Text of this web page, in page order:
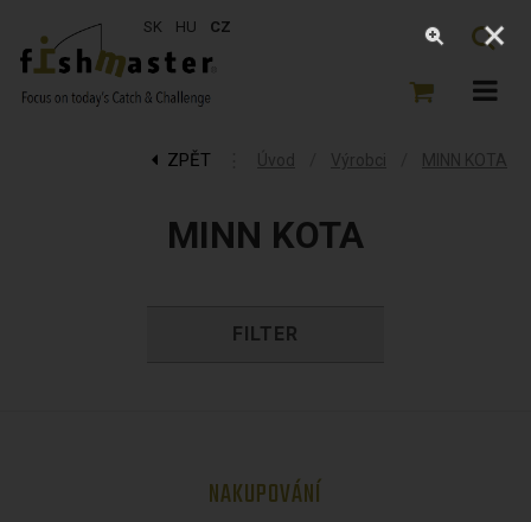
SK HU CZ
ZPĚT Úvod Výrobci MINN KOTA
MINN KOTA
FILTER
NAKUPOVÁNÍ